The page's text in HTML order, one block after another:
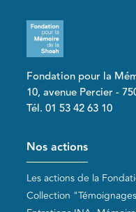
Fondation pour la
10, avenue Percier -
Tél. 01 53 42 63 10
Pied de page
Nos actions
Les actions de la
Collection